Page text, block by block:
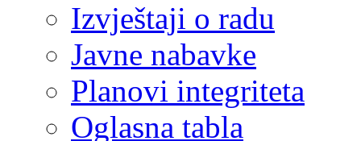
Izvještaji o radu
Javne nabavke
Planovi integriteta
Oglasna tabla